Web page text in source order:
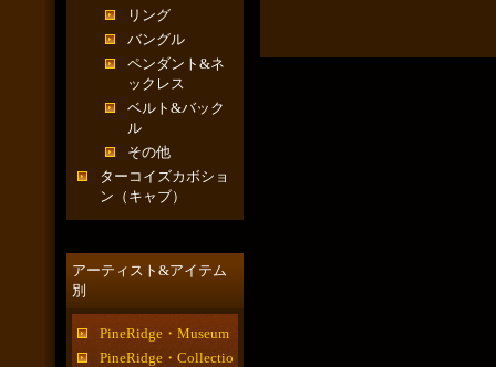
リング
バングル
ペンダント&ネ
ックレス
ベルト&バック
ル
その他
ターコイズカボショ
ン（キャブ）
アーティスト&アイテム
別
PineRidge・Museum
PineRidge・Collectio